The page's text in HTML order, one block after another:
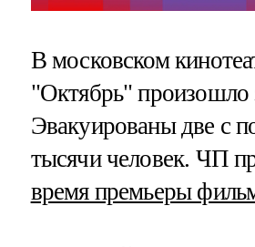
В московском
"Октябрь" произошло
Эвакуированы две с
тысячи человек. ЧП
время премьеры